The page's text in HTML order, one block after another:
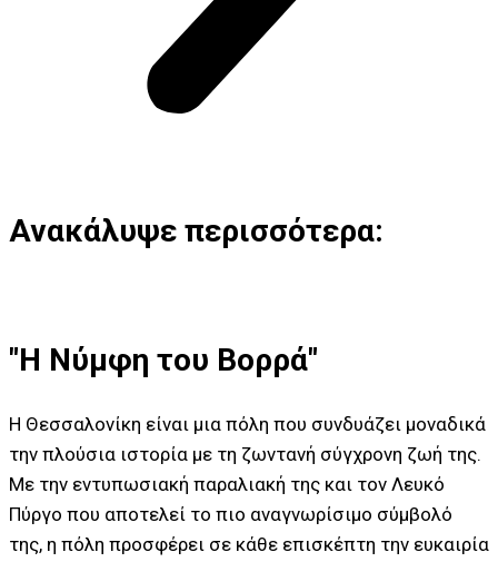
Ανακάλυψε περισσότερα:
"Η Νύμφη του Βορρά"
Η Θεσσαλονίκη είναι μια πόλη που συνδυάζει μοναδικά
την πλούσια ιστορία με τη ζωντανή σύγχρονη ζωή της.
Με την εντυπωσιακή παραλιακή της και τον Λευκό
Πύργο που αποτελεί το πιο αναγνωρίσιμο σύμβολό
της, η πόλη προσφέρει σε κάθε επισκέπτη την ευκαιρία